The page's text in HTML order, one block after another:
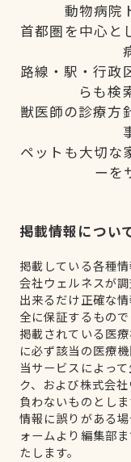
動物病院
首都圏を中心と
路線・駅・行政
らも検
獣医師の診療方
ペットも大切な
ーを
掲載情報につい
掲載している各種
会社ウェルネスが
出来るだけ正確な
全に保証するもので
掲載されている医
に必ず該当の医療
当サービスによっ
ク、および株式会
負わないものとしま
情報に誤りがある
ォームより編集部
たします。